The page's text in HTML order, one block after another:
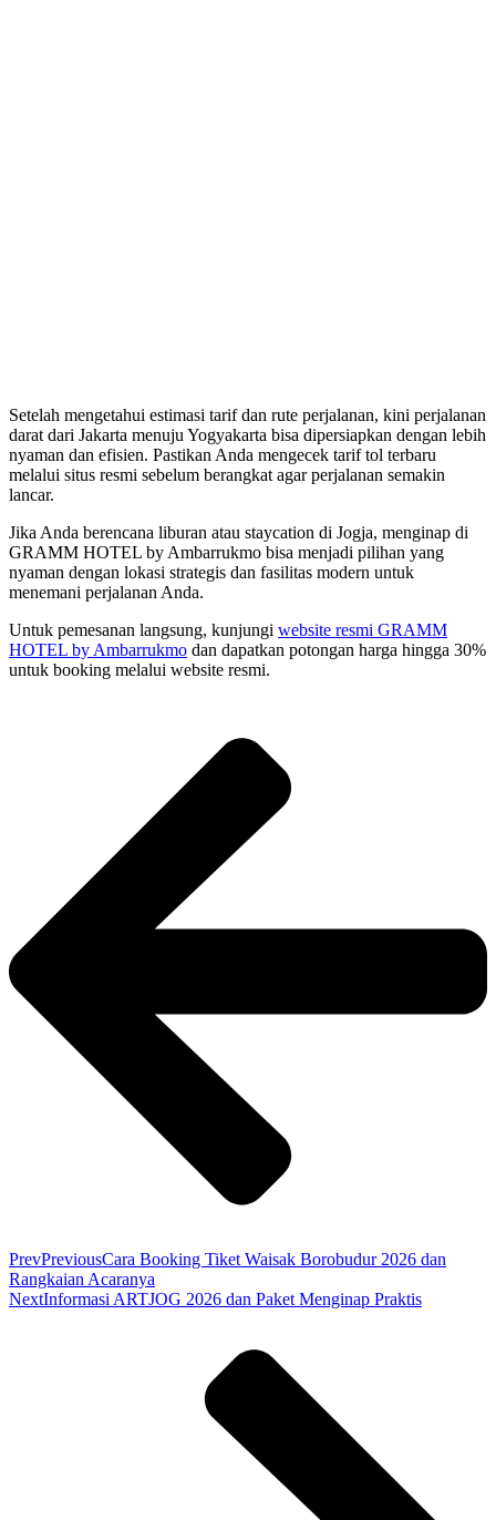
Setelah mengetahui estimasi tarif dan rute perjalanan, kini perjalanan
darat dari Jakarta menuju Yogyakarta bisa dipersiapkan dengan lebih
nyaman dan efisien. Pastikan Anda mengecek tarif tol terbaru
melalui situs resmi sebelum berangkat agar perjalanan semakin
lancar.
Jika Anda berencana liburan atau staycation di Jogja, menginap di
GRAMM HOTEL by Ambarrukmo bisa menjadi pilihan yang
nyaman dengan lokasi strategis dan fasilitas modern untuk
menemani perjalanan Anda.
Untuk pemesanan langsung, kunjungi website resmi GRAMM
HOTEL by Ambarrukmo dan dapatkan potongan harga hingga 30%
untuk booking melalui website resmi.
PrevPreviousCara Booking Tiket Waisak Borobudur 2026 dan
Rangkaian Acaranya
NextInformasi ARTJOG 2026 dan Paket Menginap Praktis